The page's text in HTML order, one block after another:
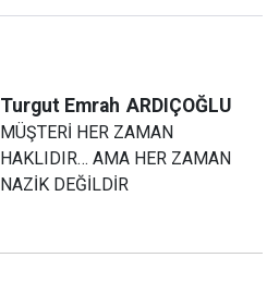
Turgut Emrah ARDIÇOĞLU
MÜŞTERİ HER ZAMAN
HAKLIDIR… AMA HER ZAMAN
NAZİK DEĞİLDİR